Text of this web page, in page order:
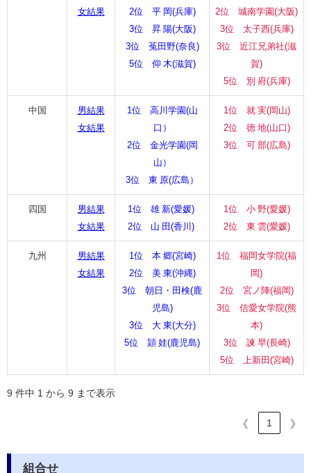
女結果
2位 平 岡(兵庫)
3位 昇 陽(大阪)
3位 菟田野(奈良)
5位 仰 木(滋賀)
2位 城南学園(大阪)
3位 太子西(兵庫)
3位 近江兄弟社(滋
賀)
5位 別 府(兵庫)
中国
男結果
女結果
1位 高川学園(山
口）
2位 金光学園(岡
山）
3位 東 原(広島）
1位 就 実(岡山)
2位 徳 地(山口)
3位 可 部(広島)
四国
男結果
女結果
1位 雄 新(愛媛)
2位 山 田(香川)
1位 小 野(愛媛)
2位 東 雲(愛媛)
九州
男結果
女結果
1位 本 郷(宮崎)
2位 美 東(沖縄)
3位 朝日・田検(鹿
児島)
3位 大 東(大分)
5位 頴 娃(鹿児島)
1位 福岡女学院(福
岡)
2位 宮ノ陣(福岡)
3位 信愛女学院(熊
本)
3位 諫 早(長崎)
5位 上新田(宮崎)
9 件中 1 から 9 まで表示
❮ 1 ❯
組合せ